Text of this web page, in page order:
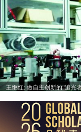
王继红: 做自主创新的“追光